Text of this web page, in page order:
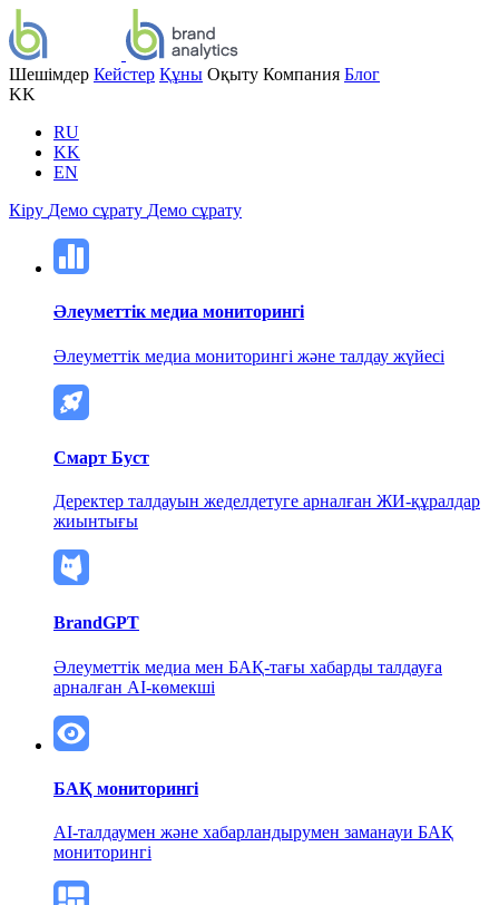
Шешімдер Кейстер Құны Оқыту Компания Блог
KK
RU
KK
EN
Кіру Демо сұрату Демо сұрату
Әлеуметтік медиа мониторингі
Әлеуметтік медиа мониторингі және талдау жүйесі
Смарт Буст
Деректер талдауын жеделдетуге арналған ЖИ-құралдар
жиынтығы
BrandGPT
Әлеуметтік медиа мен БАҚ-тағы хабарды талдауға
арналған AI-көмекші
БАҚ мониторингі
AI-талдаумен және хабарландырумен заманауи БАҚ
мониторингі